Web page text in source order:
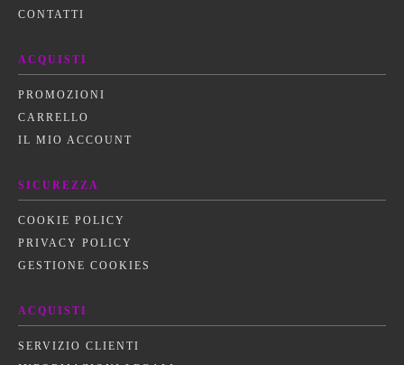
CONTATTI
ACQUISTI
PROMOZIONI
CARRELLO
IL MIO ACCOUNT
SICUREZZA
COOKIE POLICY
PRIVACY POLICY
GESTIONE COOKIES
ACQUISTI
SERVIZIO CLIENTI